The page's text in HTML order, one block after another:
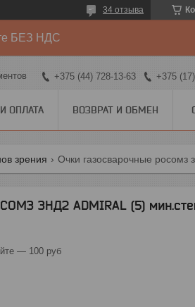
34 отзыва
БЕЗ НДС
+375 (44) 728-13-63 +375
ОПЛАТА ВОЗВРАТ И ОБМЕН
зрения
ЗНД2 ADMIRAL (5)
— 100 руб